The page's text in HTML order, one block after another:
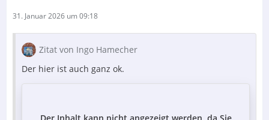
31. Januar 2026 um 09:18
Zitat von Ingo Hamecher
Der hier ist auch ganz ok.